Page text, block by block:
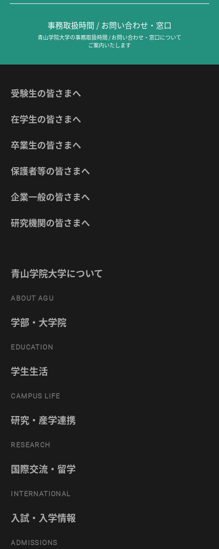
事務取扱時間 / お問い合わせ・窓口
青山学院大学の事務取扱時間 / お問い合わせ・窓口について
ご案内いたします
受験生の皆さまへ
在学生の皆さまへ
卒業生の皆さまへ
保護者等の皆さまへ
企業一般の皆さまへ
研究機関の皆さまへ
青山学院大学について
ABOUT AGU
学部・大学院
EDUCATION
学生生活
CAMPUS LIFE
研究・産学連携
RESEARCH
国際交流・留学
INTERNATIONAL
入試・入学情報
ADMISSIONS